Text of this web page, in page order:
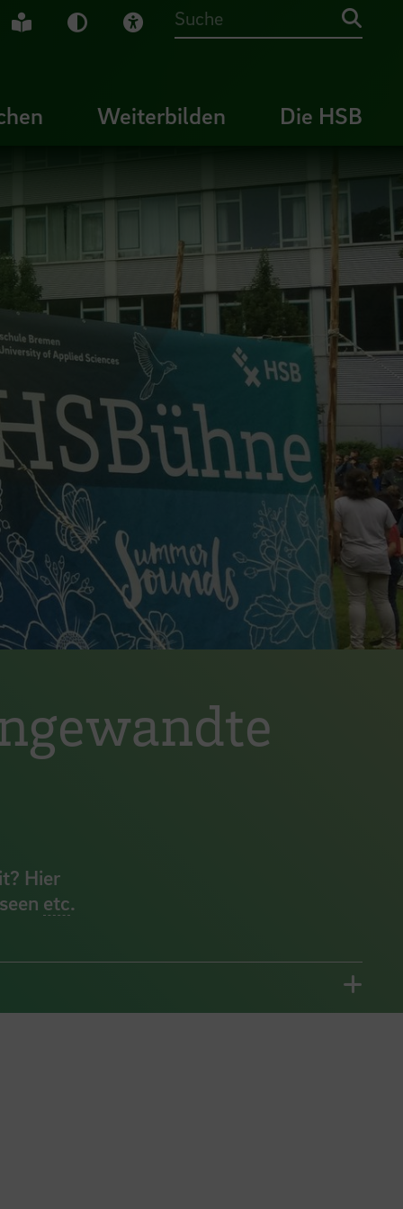
Gebärdensprache
Leichte Sprache
Dunkel-Modus
Visuelle Hilfe
Suche
Weiterbilden Die HSB
Hier
etc.